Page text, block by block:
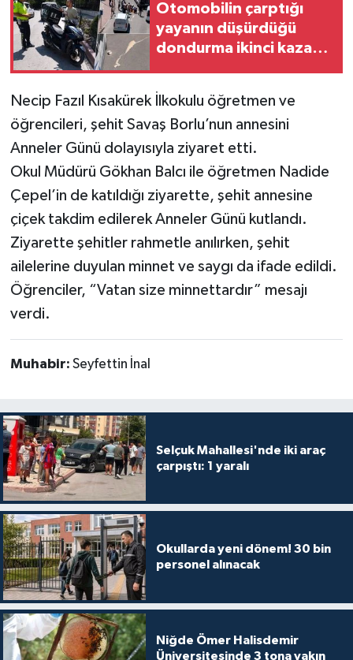
Otomobilin çarptığı
yayanın düşürdüğü
dondurma ikinci kazaya
Necip Fazıl Kısakürek İlkokulu öğretmen ve
öğrencileri, şehit Savaş Borlu’nun annesini
Anneler Günü dolayısıyla ziyaret etti.
Okul Müdürü Gökhan Balcı ile öğretmen Nadide
Çepel’in de katıldığı ziyarette, şehit annesine
çiçek takdim edilerek Anneler Günü kutlandı.
Ziyarette şehitler rahmetle anılırken, şehit
ailelerine duyulan minnet ve saygı da ifade edildi.
Öğrenciler, “Vatan size minnettardır” mesajı
verdi.
Muhabir: Seyfettin İnal
Selçuk Mahallesi'nde iki araç
çarpıştı: 1 yaralı
Okullarda yeni dönem! 30 bin
personel alınacak
Niğde Ömer Halisdemir
Üniversitesinde 3 tona yakın